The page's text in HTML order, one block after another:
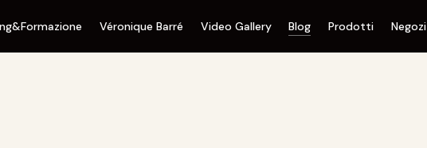
Véronique Barré Video Gallery Blog Prodotti Negozi